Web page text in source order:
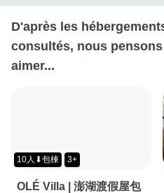
D'après les
consultés, nous
aimer...
10人⬇包棟 3+
OLÉ Villa | 澎湖渡假屋包